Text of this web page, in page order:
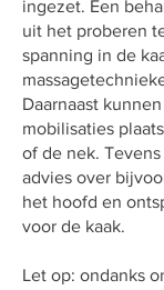
ingezet. Een
uit het proberen
spanning in de
Daarnaast
mobilisaties
of de nek.
advies over
het hoofd en
voor de kaak.
Let op: ondanks